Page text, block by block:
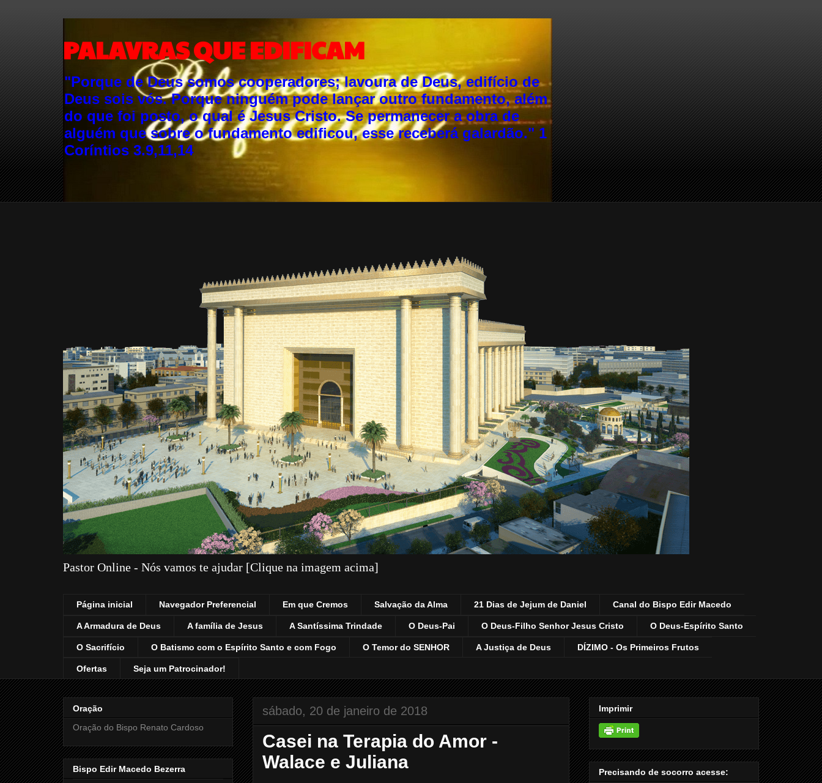
PALAVRAS QUE EDIFICAM
"Porque de Deus somos cooperadores; lavoura de Deus, edifício de
Deus sois vós. Porque ninguém pode lançar outro fundamento, além
do que foi posto, o qual é Jesus Cristo. Se permanecer a obra de
alguém que sobre o fundamento edificou, esse receberá galardão." 1
Coríntios 3.9,11,14
Pastor Online - Nós vamos te ajudar [Clique na imagem acima]
Página inicial Navegador Preferencial Em que Cremos Salvação da Alma 21 Dias de Jejum de Daniel Canal do Bispo Edir Macedo
A Armadura de Deus A família de Jesus A Santíssima Trindade O Deus-Pai O Deus-Filho Senhor Jesus Cristo O Deus-Espírito Santo
O Sacrifício O Batismo com o Espírito Santo e com Fogo O Temor do SENHOR A Justiça de Deus DÍZIMO - Os Primeiros Frutos
Ofertas Seja um Patrocinador!
sábado, 20 de janeiro de 2018
Casei na Terapia do Amor -
Walace e Juliana
Oração
Oração do Bispo Renato Cardoso
Bispo Edir Macedo Bezerra
Imprimir
Precisando de socorro acesse: